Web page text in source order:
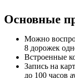
Основные
Можно
8 дорожек
Встроенные
Запись на
до 100 часов